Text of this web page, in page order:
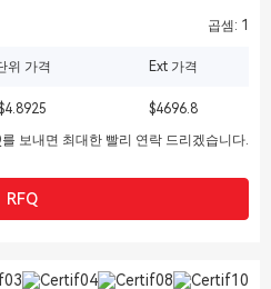
곱셈: 1
위 가격 Ext 가격
$4696.8
보내면 최대한 빨리 연락 드리겠습니다.
RFQ